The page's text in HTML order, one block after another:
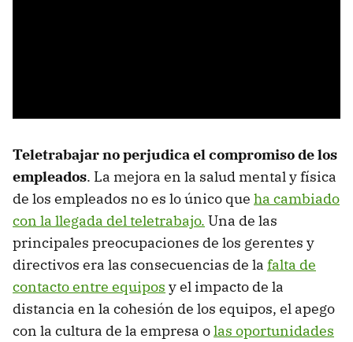
Teletrabajar no perjudica el compromiso de los
empleados. La mejora en la salud mental y física
de los empleados no es lo único que ha cambiado
con la llegada del teletrabajo. Una de las
principales preocupaciones de los gerentes y
directivos era las consecuencias de la falta de
contacto entre equipos y el impacto de la
distancia en la cohesión de los equipos, el apego
con la cultura de la empresa olas oportunidades